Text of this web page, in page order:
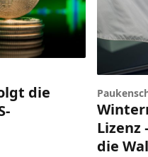
die
Lizenz
die